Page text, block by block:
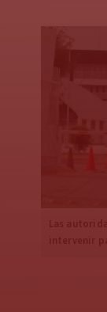
Las